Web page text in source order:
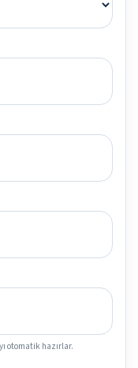
otomatik hazırlar.